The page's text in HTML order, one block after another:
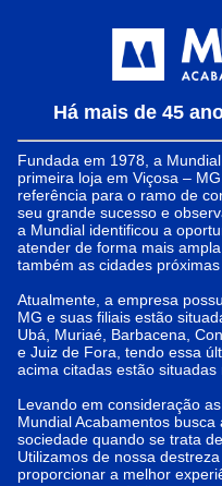
Há mais de 45
Fundada em 1978, a
primeira loja em Viçosa –
referência para o ramo de
seu grande sucesso e
a Mundial identificou a
atender de forma mais
também as cidades
Atualmente, a empresa
MG e suas filiais estão
Ubá, Muriaé, Barbacena,
e Juiz de Fora, tendo essa
acima citadas estão
Levando em consideração
Mundial Acabamentos
sociedade quando se trata
Utilizamos de nossa
proporcionar a melhor